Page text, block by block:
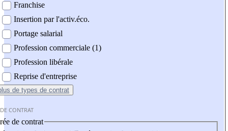
Franchise
Insertion par l'activ.éco.
Portage salarial
Profession commerciale (1)
Profession libérale
Reprise d'entreprise
de types de contrat
CONTRAT
de contrat